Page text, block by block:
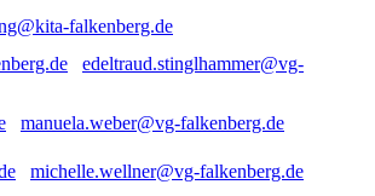
falkenberg.de
edeltraud.stinglhammer@vg-
manuela.weber@vg-falkenberg.de
michelle.wellner@vg-falkenberg.de